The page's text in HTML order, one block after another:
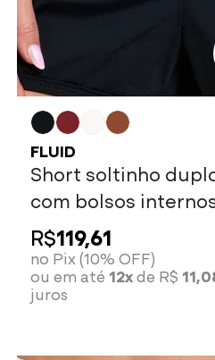
FLUID
Short soltinho
com bolsos
preto
R$119,61
no Pix (10% OFF)
ou em até 12xde R$
juros